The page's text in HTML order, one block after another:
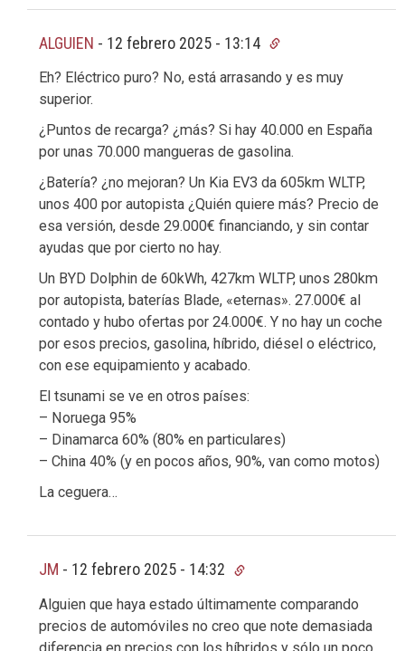
ALGUIEN - 12 febrero 2025 - 13:14
Eh? Eléctrico puro? No, está arrasando y es muy
superior.
¿Puntos de recarga? ¿más? Si hay 40.000 en España
por unas 70.000 mangueras de gasolina.
¿Batería? ¿no mejoran? Un Kia EV3 da 605km WLTP,
unos 400 por autopista ¿Quién quiere más? Precio de
esa versión, desde 29.000€ financiando, y sin contar
ayudas que por cierto no hay.
Un BYD Dolphin de 60kWh, 427km WLTP, unos 280km
por autopista, baterías Blade, «eternas». 27.000€ al
contado y hubo ofertas por 24.000€. Y no hay un coche
por esos precios, gasolina, híbrido, diésel o eléctrico,
con ese equipamiento y acabado.
El tsunami se ve en otros países:
– Noruega 95%
– Dinamarca 60% (80% en particulares)
– China 40% (y en pocos años, 90%, van como motos)
La ceguera…
JM - 12 febrero 2025 - 14:32
Alguien que haya estado últimamente comparando
precios de automóviles no creo que note demasiada
diferencia en precios con los híbridos y sólo un poco